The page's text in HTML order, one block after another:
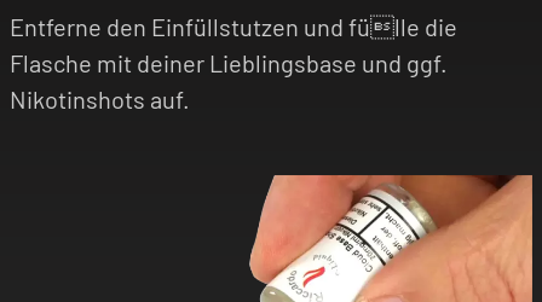
Entferne den Einfüllstutzen und fülle die
Flasche mit deiner Lieblingsbase und ggf.
Nikotinshots auf.